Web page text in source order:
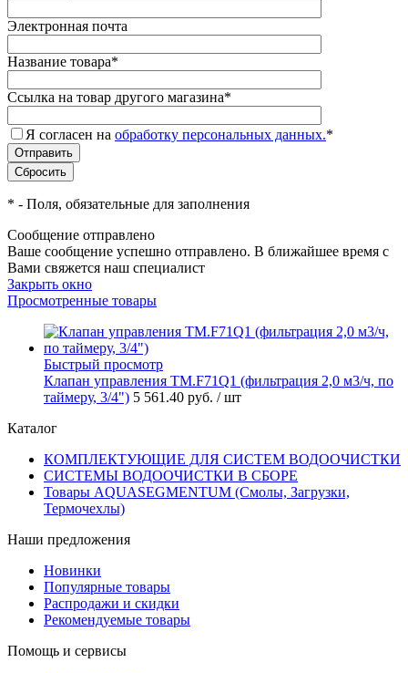
Электронная почта
Название товара*
Ссылка на товар другого магазина*
Я согласен на обработку персональных данных.*
* - Поля, обязательные для заполнения
Сообщение отправлено
Ваше сообщение успешно отправлено. В ближайшее время с
Вами свяжется наш специалист
Закрыть окно
Просмотренные товары
Быстрый просмотр
Клапан управления TM.F71Q1 (фильтрация 2,0 м3/ч, по
таймеру, 3/4") 5 561.40 руб. / шт
Каталог
КОМПЛЕКТУЮЩИЕ ДЛЯ СИСТЕМ ВОДООЧИСТКИ
СИСТЕМЫ ВОДООЧИСТКИ В СБОРЕ
Товары AQUASEGMENTUM (Смолы, Загрузки,
Термочехлы)
Наши предложения
Новинки
Популярные товары
Распродажи и скидки
Рекомендуемые товары
Помощь и сервисы